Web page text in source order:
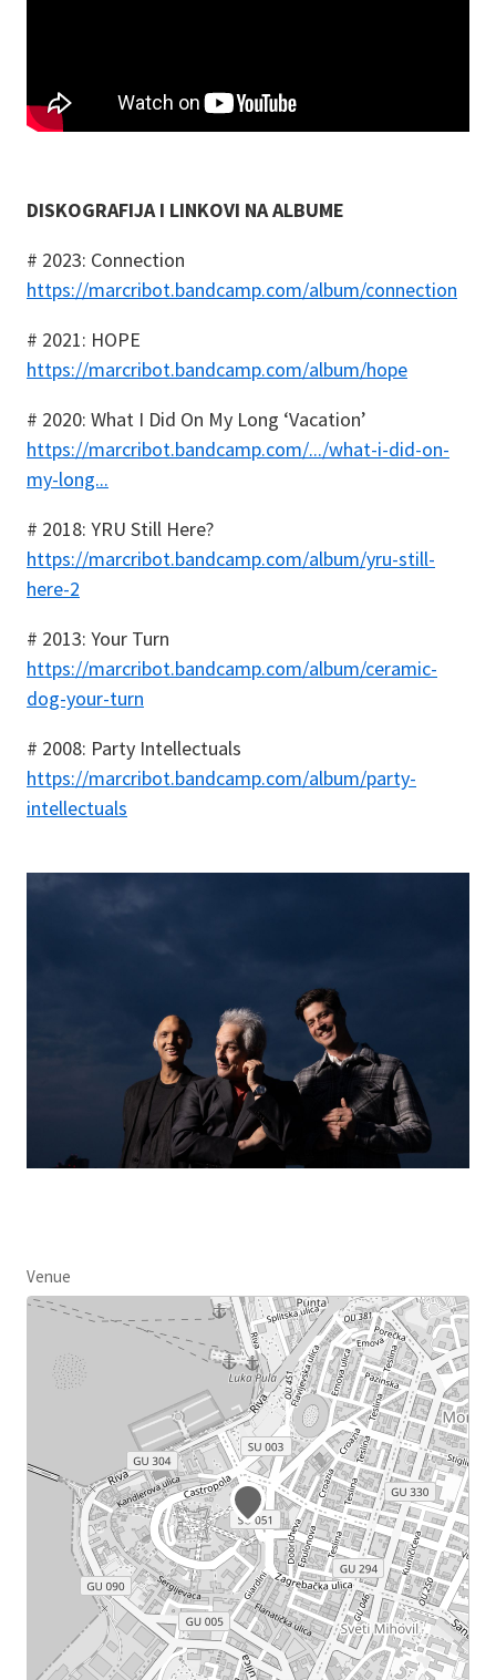
DISKOGRAFIJA I LINKOVI NA ALBUME
# 2023: Connection
https://marcribot.bandcamp.com/album/connection
# 2021: HOPE
https://marcribot.bandcamp.com/album/hope
# 2020: What I Did On My Long ‘Vacation’
https://marcribot.bandcamp.com/.../what-i-did-on-
my-long...
# 2018: YRU Still Here?
https://marcribot.bandcamp.com/album/yru-still-
here-2
# 2013: Your Turn
https://marcribot.bandcamp.com/album/ceramic-
dog-your-turn
# 2008: Party Intellectuals
https://marcribot.bandcamp.com/album/party-
intellectuals
Venue